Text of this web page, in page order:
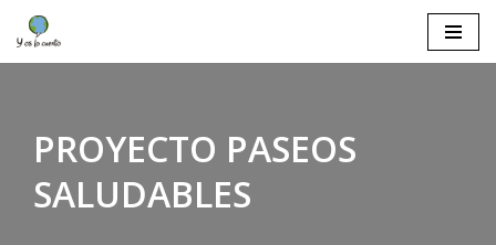
Saltar
PROYECTO PASEOS
SALUDABLES